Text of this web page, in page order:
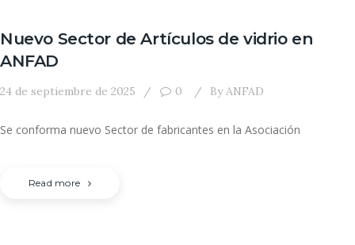
Nuevo Sector de Artículos de vidrio en
ANFAD
24 de septiembre de 2025 0 ByANFAD
Se conforma nuevo Sector de fabricantes en la Asociación
Read more